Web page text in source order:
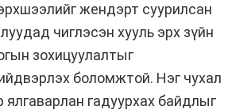
жендэрт суурилсан
чиглэсэн хууль эрх зүйн
зохицуулалтыг
боломжтой. Нэг чухал
ялгаварлан гадуурхах байдлыг